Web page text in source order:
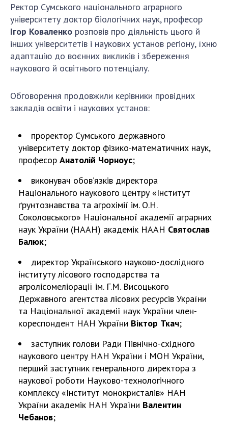
Членство в міжнародних організаціях
Міжнародні угоди
Міжнародні програми та конкурси
ДОКУМЕНТИ
Нормативні акти НАН України
Державний бюджет НАН України
Бланки документів
НОВИНИ
ЗАСІДАННЯ ПРЕЗИДІЇ НАН УКРАЇНИ
НАУКОВІ ВИДАННЯ
МЕДІА ПРО НАС
АКАДЕМІЯ КОМЕНТУЄ
КОНТАКТИ
ПРОФСПІЛКА НАН УКРАЇНИ
КАБІНЕТ
Ректор Сумського національного аграрного
університету доктор біологічних наук, професор
Ігор Коваленко розповів про діяльність цього й
інших університетів і наукових установ регіону, їхню
адаптацію до воєнних викликів і збереження
наукового й освітнього потенціалу.
Обговорення продовжили керівники провідних
закладів освіти і наукових установ:
проректор Сумського державного
університету доктор фізико-математичних наук,
професор Анатолій Чорноус;
виконувач обов’язків директора
Національного наукового центру «Інститут
ґрунтознавства та агрохімії ім. О.Н.
Соколовського» Національної академії аграрних
наук України (НААН) академік НААН Святослав
Балюк;
директор Українського науково-дослідного
інституту лісового господарства та
агролісомеліорації ім. Г.М. Висоцького
Державного агентства лісових ресурсів України
та Національної академії наук України член-
кореспондент НАН України Віктор Ткач;
заступник голови Ради Північно-східного
наукового центру НАН України і МОН України,
перший заступник генерального директора з
наукової роботи Науково-технологічного
комплексу «Інститут монокристалів» НАН
України академік НАН України Валентин
Чебанов;